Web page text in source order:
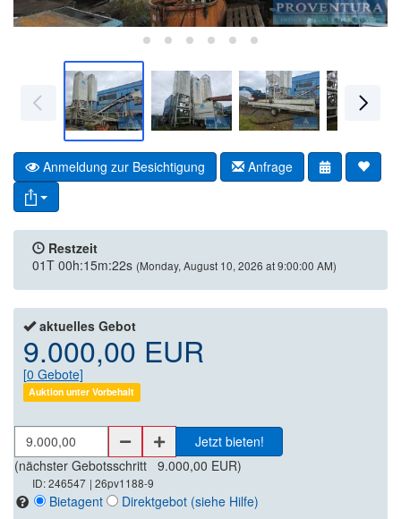
Anmeldung zur Besichtigung Anfrage
Restzeit
01T 00h:15m:21s (Monday, August 10, 2026 at 9:00:00 AM)
aktuelles Gebot
9.000,00 EUR
[0 Gebote]
Auktion unter Vorbehalt
Jetzt bieten!
(nächster Gebotsschritt 9.000,00 EUR)
ID: 246547 | 26pv1188-9
Bietagent Direktgebot (siehe Hilfe)